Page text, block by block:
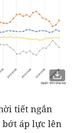
tiết ngắn
bớt áp lực lên